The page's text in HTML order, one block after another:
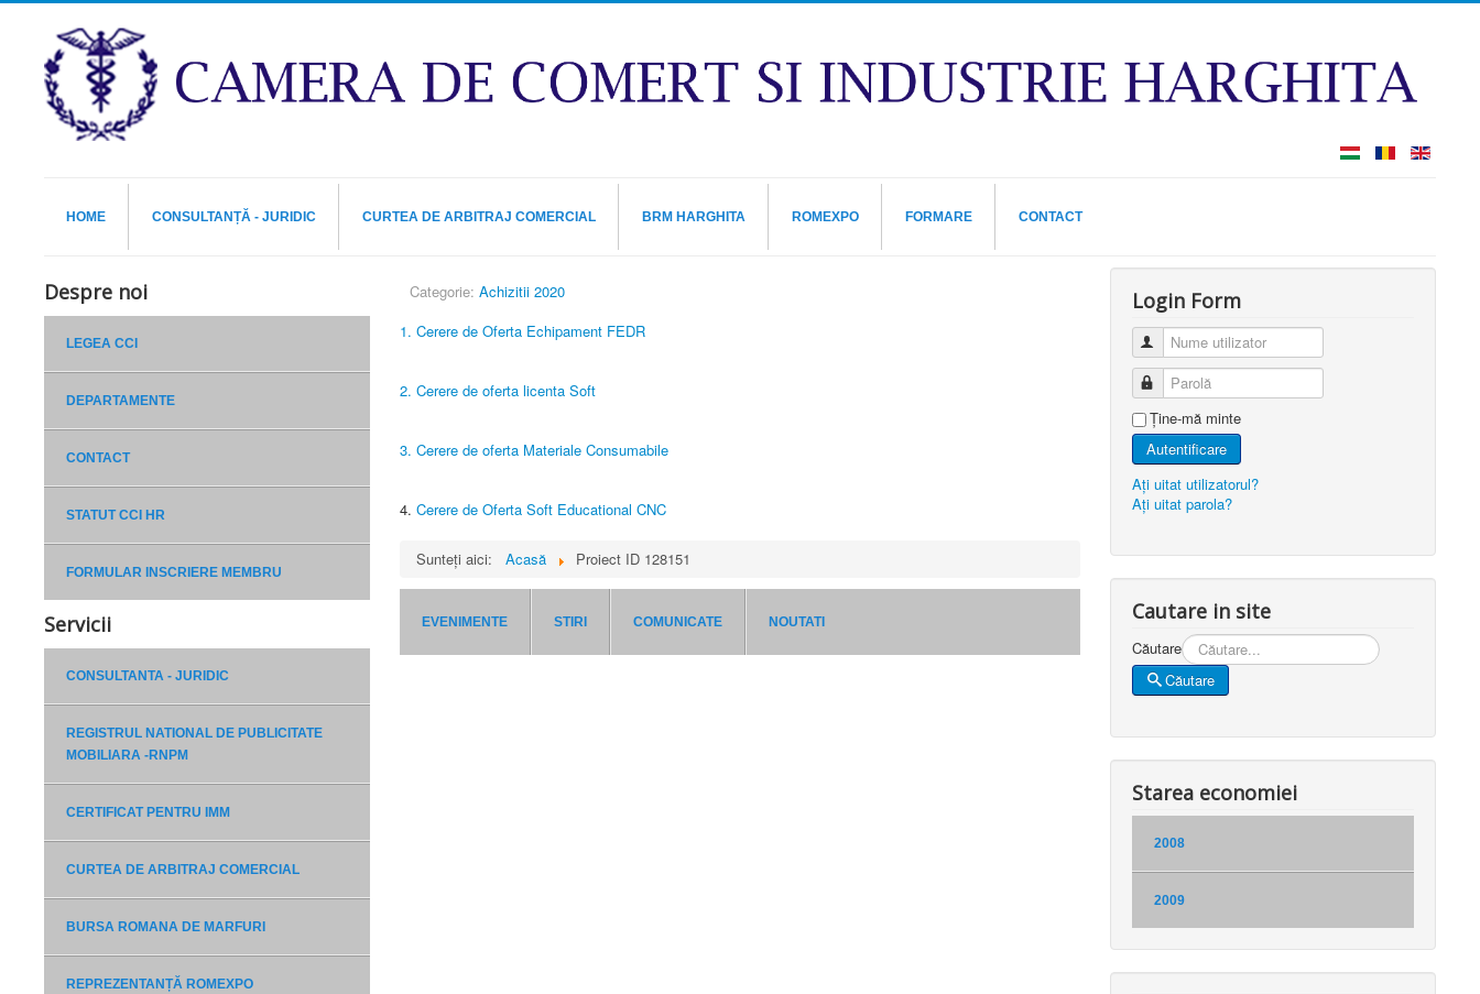
HOME CONSULTANȚĂ - JURIDIC CURTEA DE ARBITRAJ COMERCIAL BRM HARGHITA ROMEXPO FORMARE CONTACT
Despre noi
LEGEA CCI
DEPARTAMENTE
CONTACT
STATUT CCI HR
FORMULAR INSCRIERE MEMBRU
Servicii
CONSULTANTA - JURIDIC
REGISTRUL NATIONAL DE PUBLICITATE
MOBILIARA -RNPM
CERTIFICAT PENTRU IMM
CURTEA DE ARBITRAJ COMERCIAL
BURSA ROMANA DE MARFURI
REPREZENTANȚĂ ROMEXPO
Categorie: Achizitii 2020
1. Cerere de Oferta Echipament FEDR
2. Cerere de oferta licenta Soft
3. Cerere de oferta Materiale Consumabile
4. Cerere de Oferta Soft Educational CNC
Sunteți aici: Acasă Proiect ID 128151
EVENIMENTE STIRI COMUNICATE NOUTATI
Login Form
Nume utilizator
Parolă
Ţine-mă minte
Autentificare
Aţi uitat utilizatorul?
Aţi uitat parola?
Cautare in site
Căutare
Căutare
Starea economiei
2008
2009